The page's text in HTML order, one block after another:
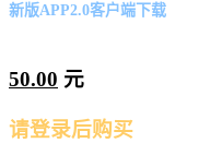
新版APP2.0客户端下载
50.00 元
请登录后购买